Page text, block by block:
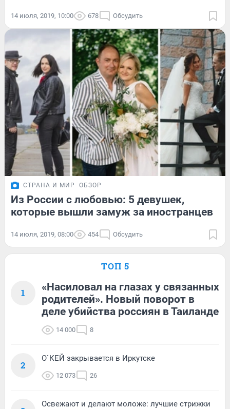
14 июля, 2019, 10:00 678 Обсудить
СТРАНА И МИР ОБЗОР
Из России с любовью: 5 девушек,
которые вышли замуж за иностранцев
14 июля, 2019, 08:00 454 Обсудить
ТОП 5
1
«Насиловал на глазах у связанных
родителей». Новый поворот в
деле убийства россиян в Таиланде
14 000 8
2
О`КЕЙ закрывается в Иркутске
12 073 26
Освежают и делают моложе: лучшие стрижки